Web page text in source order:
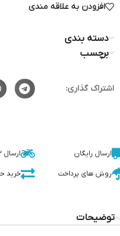
افزودن به علاقه مندی
دسته بندی
برچسب
اشتراک گذاری:
ارسال رایگان ارسال 3 ساعته
روش های پرداخت خرید
توضیحات